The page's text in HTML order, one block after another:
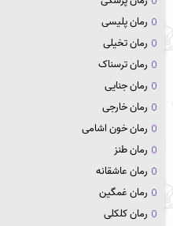
رمان پلیسی
رمان تخیلی
رمان ترسناک
رمان جنایی
رمان خارجی
رمان خون اشامی
رمان طنز
رمان عاشقانه
رمان غمگین
رمان کلکلی